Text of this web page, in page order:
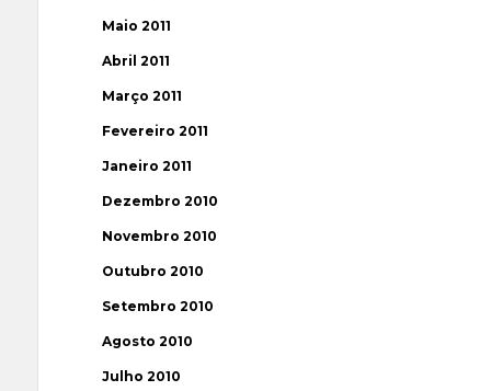
Maio 2011
Abril 2011
Março 2011
Fevereiro 2011
Janeiro 2011
Dezembro 2010
Novembro 2010
Outubro 2010
Setembro 2010
Agosto 2010
Julho 2010